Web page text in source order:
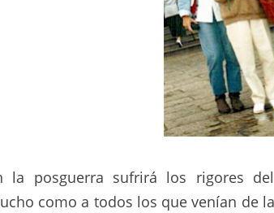
la posguerra sufrirá los rigores
como a todos los que venían de